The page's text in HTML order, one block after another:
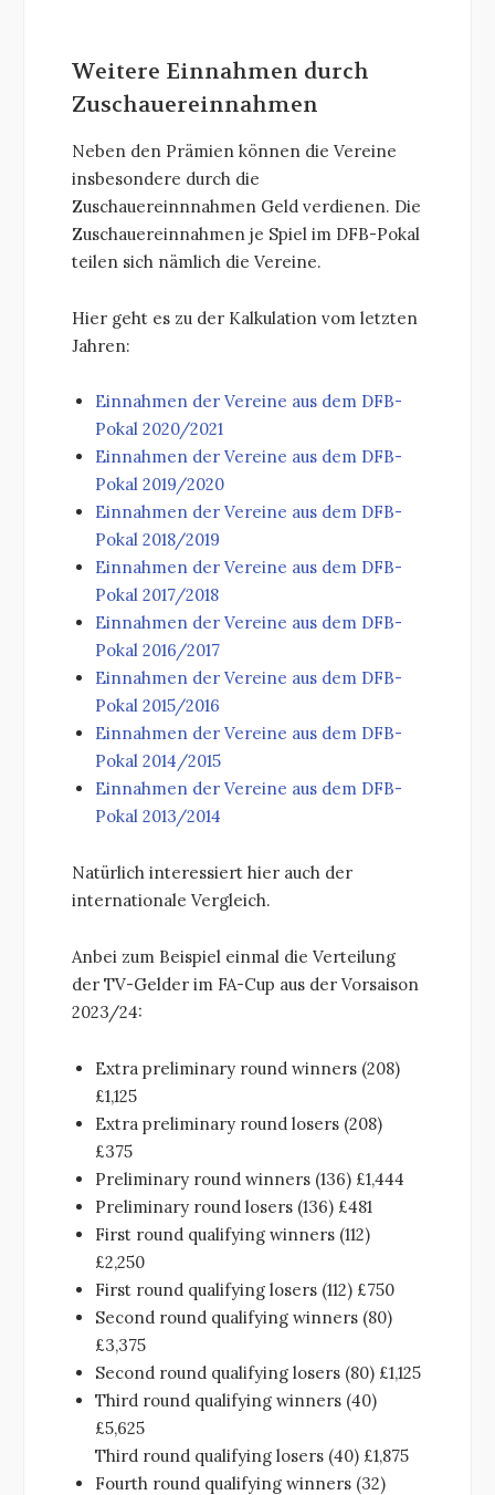
Weitere Einnahmen durch
Zuschauereinnahmen
Neben den Prämien können die Vereine
insbesondere durch die
Zuschauereinnnahmen Geld verdienen. Die
Zuschauereinnahmen je Spiel im DFB-Pokal
teilen sich nämlich die Vereine.
Hier geht es zu der Kalkulation vom letzten
Jahren:
Einnahmen der Vereine aus dem DFB-
Pokal 2020/2021
Einnahmen der Vereine aus dem DFB-
Pokal 2019/2020
Einnahmen der Vereine aus dem DFB-
Pokal 2018/2019
Einnahmen der Vereine aus dem DFB-
Pokal 2017/2018
Einnahmen der Vereine aus dem DFB-
Pokal 2016/2017
Einnahmen der Vereine aus dem DFB-
Pokal 2015/2016
Einnahmen der Vereine aus dem DFB-
Pokal 2014/2015
Einnahmen der Vereine aus dem DFB-
Pokal 2013/2014
Natürlich interessiert hier auch der
internationale Vergleich.
Anbei zum Beispiel einmal die Verteilung
der TV-Gelder im FA-Cup aus der Vorsaison
2023/24:
Extra preliminary round winners (208)
£1,125
Extra preliminary round losers (208)
£375
Preliminary round winners (136) £1,444
Preliminary round losers (136) £481
First round qualifying winners (112)
£2,250
First round qualifying losers (112) £750
Second round qualifying winners (80)
£3,375
Second round qualifying losers (80) £1,125
Third round qualifying winners (40)
£5,625
Third round qualifying losers (40) £1,875
Fourth round qualifying winners (32)